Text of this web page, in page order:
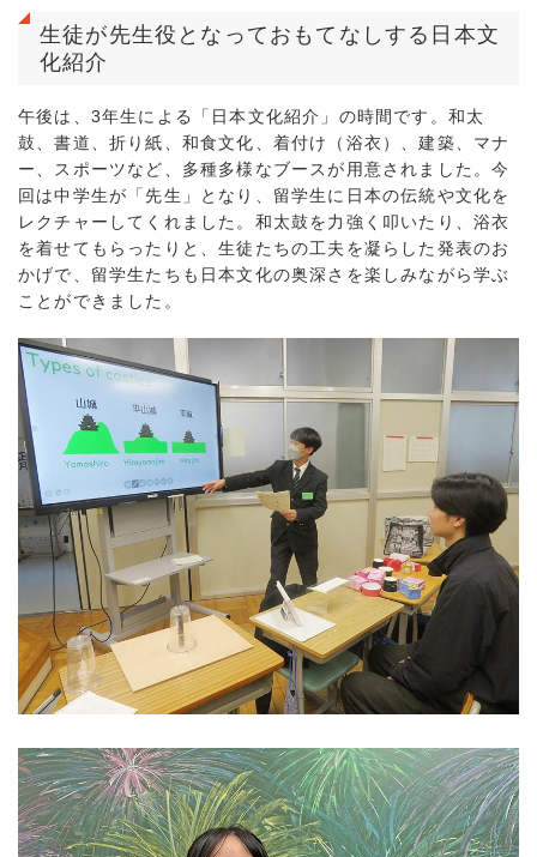
生徒が先生役となっておもてなしする日本文
化紹介
午後は、3年生による「日本文化紹介」の時間です。和太
鼓、書道、折り紙、和食文化、着付け（浴衣）、建築、マナ
ー、スポーツなど、多種多様なブースが用意されました。今
回は中学生が「先生」となり、留学生に日本の伝統や文化を
レクチャーしてくれました。和太鼓を力強く叩いたり、浴衣
を着せてもらったりと、生徒たちの工夫を凝らした発表のお
かげで、留学生たちも日本文化の奥深さを楽しみながら学ぶ
ことができました。